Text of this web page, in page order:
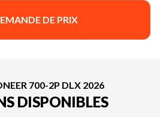
DE PRIX
700-2P DLX 2026
DISPONIBLES